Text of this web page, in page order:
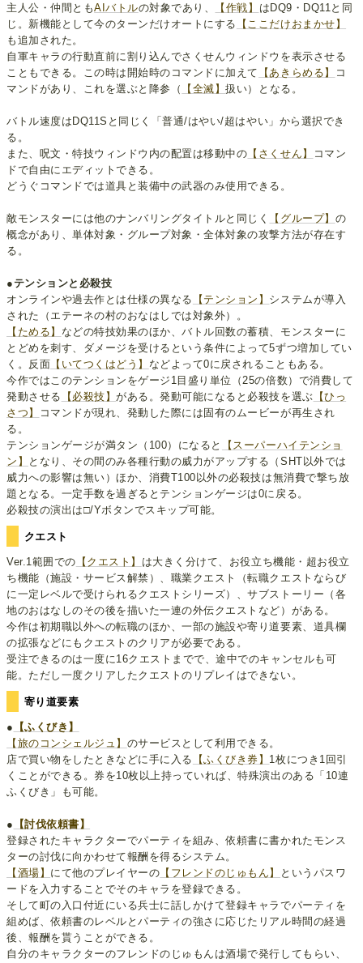
主人公・仲間ともAIバトルの対象であり、 【作戦】 はDQ9・DQ11と同
じ。新機能として今のターンだけオートにする
【ここだけおまかせ】
も追加された。
自軍キャラの行動直前に割り込んでさくせんウィンドウを表示させる
こともできる。この時は開始時のコマンドに加えて
【あきらめる】
コ
マンドがあり、これを選ぶと降参（
【全滅】扱い）となる。
バトル速度はDQ11Sと同じく「普通/はやい/超はやい」から選択でき
る。
また、呪文・特技ウィンドウ内の配置は移動中の 【さくせん】
コマン
ドで自由にエディットできる。
どうぐコマンドでは道具と装備中の武器のみ使用できる。
敵モンスターには他のナンバリングタイトルと同じく 【グループ】 の
概念があり、単体対象・グループ対象・全体対象の攻撃方法が存在す
る。
●テンションと必殺技
オンラインや過去作とは仕様の異なる
【テンション】 システムが導入
された（エテーネの村のおなはしでは対象外）。
【ためる】 などの特技効果のほか、バトル回数の蓄積、モンスターに
とどめを刺す、ダメージを受けるという条件によって5ずつ増加してい
く。反面 【いてつくはどう】 などよって0に戻されることもある。
今作ではこのテンションをゲージ1目盛り単位（25の倍数）で消費して
発動させる
【必殺技】がある。発動可能になると必殺技を選ぶ 【ひっ
さつ】
コマンドが現れ、発動した際には固有のムービーが再生され
る。
テンションゲージが満タン（100）になると
【スーパーハイテンショ
ン】
となり、その間のみ各種行動の威力がアップする（SHT以外では
威力への影響は無い）ほか、消費T100以外の必殺技は無消費で撃ち放
題となる。一定手数を過ぎるとテンションゲージは0に戻る。
必殺技の演出は□/Yボタンでスキップ可能。
クエスト
Ver.1範囲での 【クエスト】 は大きく分けて、お役立ち機能・超お役立
ち機能（施設・サービス解禁）、職業クエスト（転職クエストならび
に一定レベルで受けられるクエストシリーズ）、サブストーリー（各
地のおはなしのその後を描いた一連の外伝クエストなど）がある。
今作は初期職以外への転職のほか、一部の施設や寄り道要素、道具欄
の拡張などにもクエストのクリアが必要である。
受注できるのは一度に16クエストまでで、途中でのキャンセルも可
能。ただし一度クリアしたクエストのリプレイはできない。
寄り道要素
●
【ふくびき】
【旅のコンシェルジュ】 のサービスとして利用できる。
店で買い物をしたときなどに手に入る
【ふくびき券】 1枚につき1回引
くことができる。券を10枚以上持っていれば、特殊演出のある「10連
ふくびき」も可能。
●
【討伐依頼書】
登録されたキャラクターでパーティを組み、依頼書に書かれたモンス
ターの討伐に向かわせて報酬を得るシステム。
【酒場】 にて他のプレイヤーの 【フレンドのじゅもん】
というパスワ
ードを入力することでそのキャラを登録できる。
そして町の入口付近にいる兵士に話しかけて登録キャラでパーティを
組めば、依頼書のレベルとパーティの強さに応じたリアル時間の経過
後、報酬を貰うことができる。
自分のキャラクターのフレンドのじゅもんは酒場で発行してもらい、